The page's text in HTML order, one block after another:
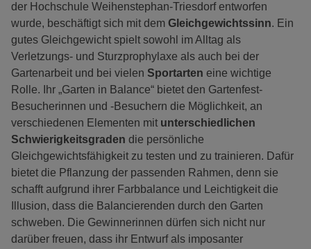
der Hochschule Weihenstephan-Triesdorf entworfen
wurde, beschäftigt sich mit dem Gleichgewichtssinn. Ein
gutes Gleichgewicht spielt sowohl im Alltag als
Verletzungs- und Sturzprophylaxe als auch bei der
Gartenarbeit und bei vielen Sportarten eine wichtige
Rolle. Ihr „Garten in Balance“ bietet den Gartenfest-
Besucherinnen und -Besuchern die Möglichkeit, an
verschiedenen Elementen mit unterschiedlichen
Schwierigkeitsgraden die persönliche
Gleichgewichtsfähigkeit zu testen und zu trainieren. Dafür
bietet die Pflanzung der passenden Rahmen, denn sie
schafft aufgrund ihrer Farbbalance und Leichtigkeit die
Illusion, dass die Balancierenden durch den Garten
schweben. Die Gewinnerinnen dürfen sich nicht nur
darüber freuen, dass ihr Entwurf als imposanter